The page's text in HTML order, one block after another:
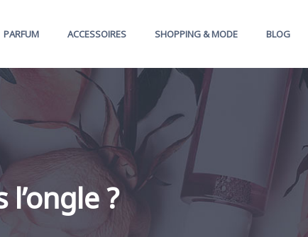
PARFUM ACCESSOIRES SHOPPING & MODE BLOG
?